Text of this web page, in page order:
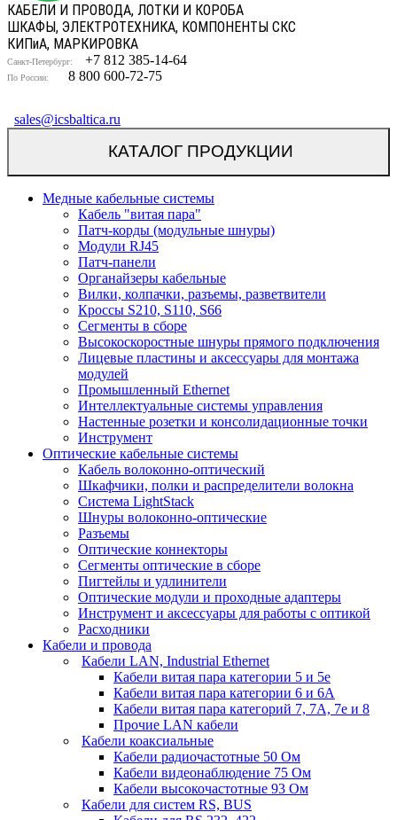
КАБЕЛИ И ПРОВОДА, ЛОТКИ И КОРОБА
ШКАФЫ, ЭЛЕКТРОТЕХНИКА, КОМПОНЕНТЫ СКС
КИПиА, МАРКИРОВКА
Санкт-Петербург: +7 812 385-14-64
По России: 8 800 600-72-75
sales@icsbaltica.ru
КАТАЛОГ ПРОДУКЦИИ
Медные кабельные системы
Кабель "витая пара"
Патч-корды (модульные шнуры)
Модули RJ45
Патч-панели
Органайзеры кабельные
Вилки, колпачки, разъемы, разветвители
Кроссы S210, S110, S66
Сегменты в сборе
Высокоскоростные шнуры прямого подключения
Лицевые пластины и аксессуары для монтажа
модулей
Промышленный Ethernet
Интеллектуальные системы управления
Настенные розетки и консолидационные точки
Инструмент
Оптические кабельные системы
Кабель волоконно-оптический
Шкафчики, полки и распределители волокна
Система LightStack
Шнуры волоконно-оптические
Разъемы
Оптические коннекторы
Сегменты оптические в сборе
Пигтейлы и удлинители
Оптические модули и проходные адаптеры
Инструмент и аксессуары для работы с оптикой
Расходники
Кабели и провода
Кабели LAN, Industrial Ethernet
Кабели витая пара категории 5 и 5е
Кабели витая пара категории 6 и 6A
Кабели витая пара категорий 7, 7А, 7е и 8
Прочие LAN кабели
Кабели коаксиальные
Кабели радиочастотные 50 Ом
Кабели видеонаблюдение 75 Ом
Кабели высокочастотные 93 Ом
Кабели для систем RS, BUS